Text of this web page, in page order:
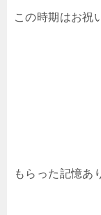
この時期はお祝
もらった記憶あ